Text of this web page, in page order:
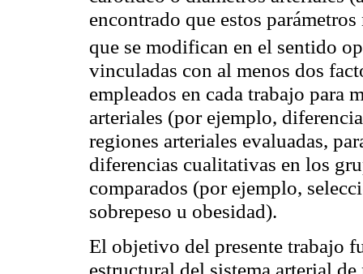
encontrado que estos
que se modifican en el sentido
vinculadas con al menos dos
empleados en cada trabajo para
arteriales (por ejemplo,
regiones arteriales evaluadas,
diferencias cualitativas en los
comparados (por ejemplo,
sobrepeso u obesidad).
El objetivo del presente trabajo
estructural del sistema arterial